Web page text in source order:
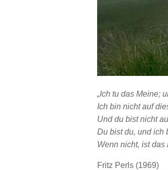
„Ich tu das Meine;
Ich bin nicht auf
Und du bist nicht
Du bist du, und ich
Wenn nicht, ist das
Fritz Perls (1969)